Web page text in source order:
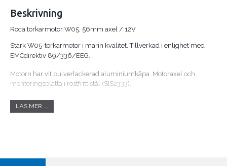
Beskrivning
Roca torkarmotor W05, 56mm axel / 12V
Stark W05-torkarmotor i marin kvalitet. Tillverkad i enlighet med
EMCdirektiv 89/336/EEG.
Motorn har vit pulverlackerad aluminiumkåpa. Motoraxel och
monteringsplatta i rostfritt stål (SIS2333).
Justerbar torkarvinkel, 90° eller 110°. Snygg självparkering på höger
eller vänster position/sida. Standardinställning 90° torkarvinkel med
LÄS MER ...